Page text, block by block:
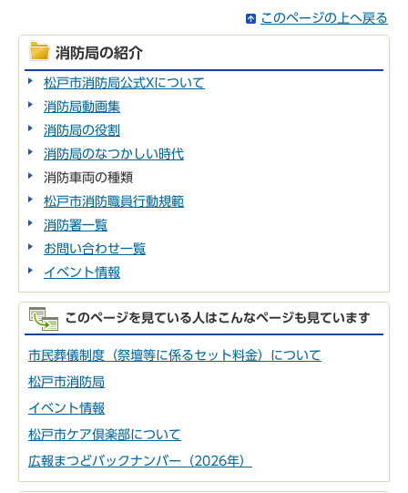
このページの上へ戻る
消防局の紹介
松戸市消防局公式Xについて
消防局動画集
消防局の役割
消防局のなつかしい時代
消防車両の種類
松戸市消防職員行動規範
消防署一覧
お問い合わせ一覧
イベント情報
このページを見ている人はこんなページも見ています
市民葬儀制度（祭壇等に係るセット料金）について
松戸市消防局
イベント情報
松戸市ケア倶楽部について
広報まつどバックナンバー（2026年）